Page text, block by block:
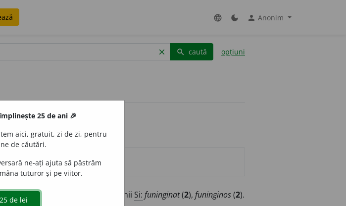
language dark_mode person Anonim
clear search caută opțiuni
+-iu ] De culoarea funinginii Si: funinginat(2), funinginos(2).
25 de ani 🎉
aici, gratuit, zi de zi, pentru
de căutări.
ne-ați ajuta să păstrăm
tuturor și pe viitor.